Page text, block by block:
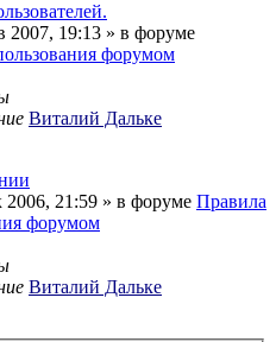
2007, 19:13 » в форуме
форумом
Виталий Дальке
2006, 21:59 » в форуме Правила
форумом
Виталий Дальке